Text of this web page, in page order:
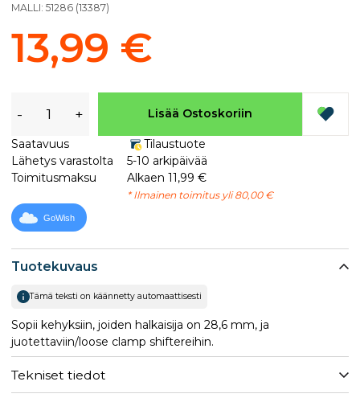
Tuotekuvaus
Tämä teksti on käännetty automaattisesti
Sopii kehyksiin, joiden halkaisija on 28,6 mm, ja
juotettaviin/loose clamp shiftereihin.
Tekniset tiedot
MALLI: 51286 (13387)
13,99 €
- + Lisää Ostoskoriin
Saatavuus
Tilaustuote
Lähetys varastolta
5-10 arkipäivää
Toimitusmaksu
Alkaen 11,99 €
* Ilmainen toimitus yli 80,00 €
GoWish